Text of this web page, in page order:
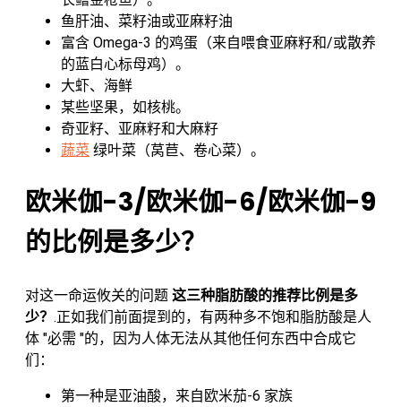
鱼肝油、菜籽油或亚麻籽油
富含 Omega-3 的鸡蛋（来自喂食亚麻籽和/或散养
的蓝白心标母鸡）。
大虾、海鲜
某些坚果，如核桃。
奇亚籽、亚麻籽和大麻籽
蔬菜 绿叶菜（莴苣、卷心菜）。
欧米伽-3/欧米伽-6/欧米伽-9
的比例是多少？
对这一命运攸关的问题 这三种脂肪酸的推荐比例是多
少？ .正如我们前面提到的，有两种多不饱和脂肪酸是人
体 "必需 "的，因为人体无法从其他任何东西中合成它
们：
第一种是亚油酸，来自欧米茄-6 家族